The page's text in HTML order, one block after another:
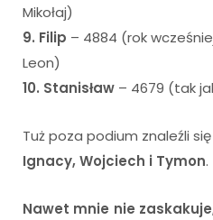
Mikołaj)
9. Filip – 4884 (rok
Leon)
10. Stanisław – 4679 (tak
Tuż poza podium znaleźli
Ignacy, Wojciech i Tymon.
Nawet mnie nie